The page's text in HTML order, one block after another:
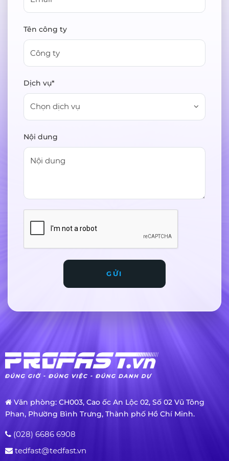
Tên công ty
Dịch vụ*
Chọn dịch vụ
Nội dung
GỬI
Văn phòng: CH003, Cao ốc An Lộc 02, Số 02 Vũ Tông
Phan, Phường Bình Trưng, Thành phố Hồ Chí Minh.
(028) 6686 6908
tedfast@tedfast.vn